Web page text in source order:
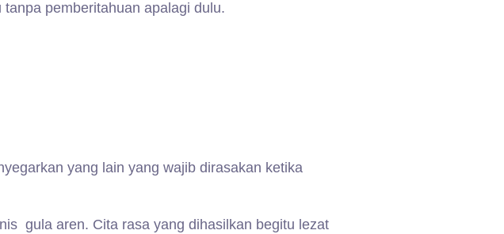
pemberitahuan apalagi dulu.
yang lain yang wajib dirasakan ketika
gula aren. Cita rasa yang dihasilkan begitu lezat